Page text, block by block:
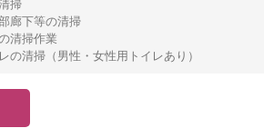
掃
廊下等の清掃
清掃作業
の清掃（男性・女性用トイレあり）